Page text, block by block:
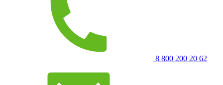
8 800 200 20 62